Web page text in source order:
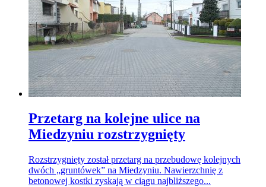
Przetarg na kolejne ulice na
Miedzyniu rozstrzygnięty
Rozstrzygnięty został przetarg na przebudowę kolejnych
dwóch „gruntówek” na Miedzyniu. Nawierzchnię z
betonowej kostki zyskają w ciągu najbliższego...